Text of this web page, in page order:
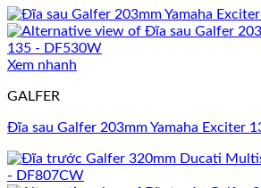
Xem nhanh
GALFER
Đĩa sau Galfer 203mm Yamaha Exciter